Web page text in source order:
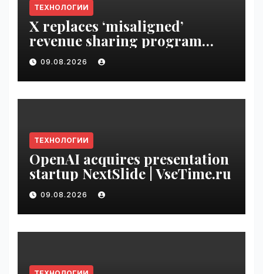
ТЕХНОЛОГИИ
X replaces ‘misaligned’
revenue sharing program
with Original Content
Rewards | VseTime.ru
09.08.2026
ТЕХНОЛОГИИ
OpenAI acquires presentation
startup NextSlide | VseTime.ru
09.08.2026